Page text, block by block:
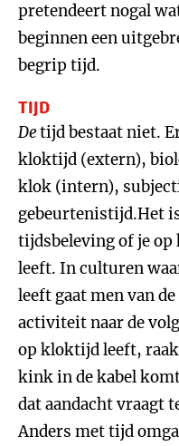
pretendeert nogal
beginnen een
begrip tijd.
TIJD
Detijd bestaat niet.
kloktijd (extern),
klok (intern),
gebeurtenistijd.Het
tijdsbeleving of je
leeft. In culturen
leeft gaat men van
activiteit naar de
op kloktijd leeft,
kink in de kabel
dat aandacht vraagt
Anders met tijd